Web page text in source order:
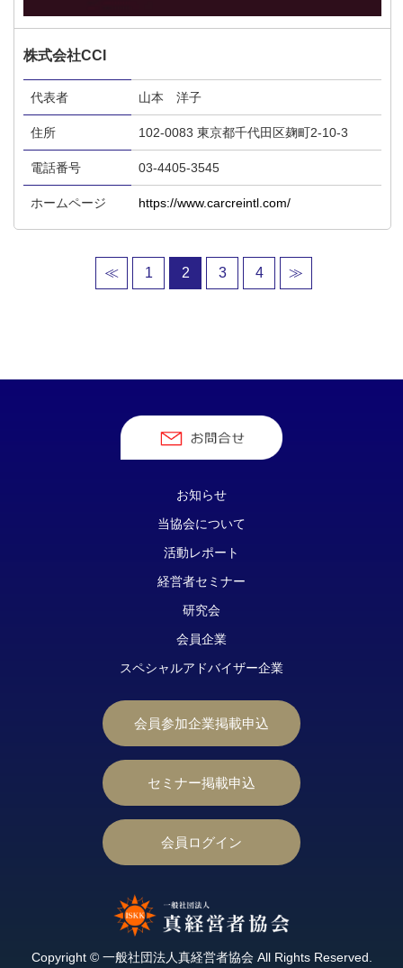
株式会社CCI
代表者 山本 洋子
住所 102-0083 東京都千代田区麹町2-10-3
電話番号 03-4405-3545
ホームページ https://www.carcreintl.com/
≪ 1 2
(current) 3 4 ≫
お知らせ
当協会について
活動レポート
経営者セミナー
研究会
会員企業
スペシャルアドバイザー企業
会員参加企業掲載申込
セミナー掲載申込
会員ログイン
Copyright © 一般社団法人真経営者協会 All Rights Reserved.